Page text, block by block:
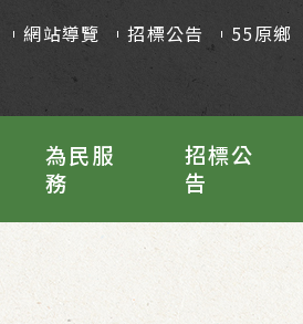
網站導覽 招標公告 55原鄉
為民服
務
招標公
告